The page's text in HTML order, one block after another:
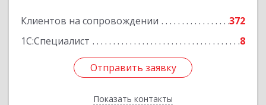
Клиентов на сопровождении
372
1С:Специалист
8
Отправить заявку
Показать контакты
Отправить заявку
Назад